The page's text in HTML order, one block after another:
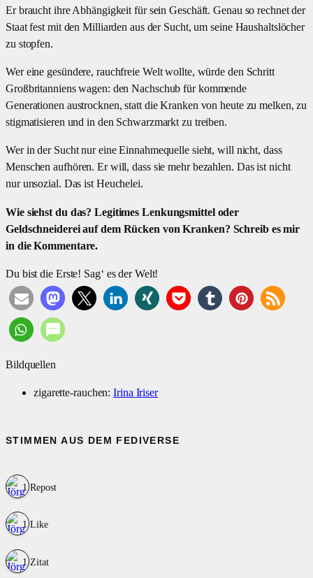
Er braucht ihre Abhängigkeit für sein Geschäft. Genau so rechnet der
Staat fest mit den Milliarden aus der Sucht, um seine Haushaltslöcher
zu stopfen.
Wer eine gesündere, rauchfreie Welt wollte, würde den Schritt
Großbritanniens wagen: den Nachschub für kommende
Generationen austrocknen, statt die Kranken von heute zu melken, zu
stigmatisieren und in den Schwarzmarkt zu treiben.
Wer in der Sucht nur eine Einnahmequelle sieht, will nicht, dass
Menschen aufhören. Er will, dass sie mehr bezahlen. Das ist nicht
nur unsozial. Das ist Heuchelei.
Wie siehst du das? Legitimes Lenkungsmittel oder
Geldschneiderei auf dem Rücken von Kranken? Schreib es mir
in die Kommentare.
Du bist die Erste! Sag‘ es der Welt!
Bildquellen
zigarette-rauchen:Irina Iriser
STIMMEN AUS DEM FEDIVERSE
1 Repost
1 Like
1 Zitat